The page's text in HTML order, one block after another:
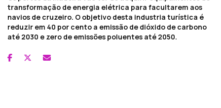
transformação de energia elétrica para facultarem aos
navios de cruzeiro. O objetivo desta industria turística é
reduzir em 40 por cento a emissão de dióxido de carbono
até 2030 e zero de emissões poluentes até 2050.